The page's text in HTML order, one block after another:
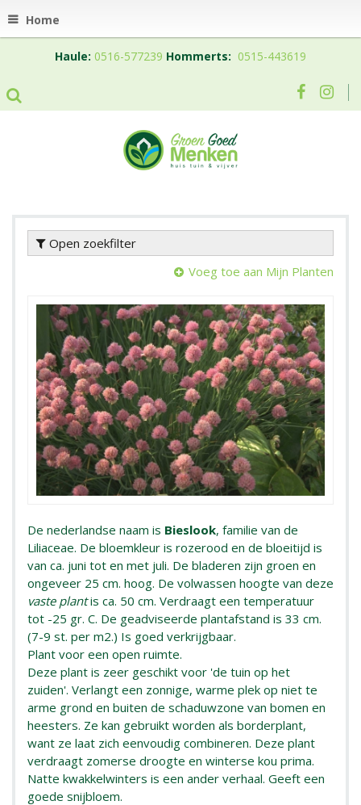
Home
Haule: 0516-577239 Hommerts: 0515-443619
Open zoekfilter
Voeg toe aan Mijn Planten
De nederlandse naam is Bieslook, familie van de
Liliaceae. De bloemkleur is rozerood en de bloeitijd is
van ca. juni tot en met juli. De bladeren zijn groen en
ongeveer 25 cm. hoog. De volwassen hoogte van deze
vaste plantis ca. 50 cm. Verdraagt een temperatuur
tot -25 gr. C. De geadviseerde plantafstand is 33 cm.
(7-9 st. per m2.) Is goed verkrijgbaar.
Plant voor een open ruimte.
Deze plant is zeer geschikt voor 'de tuin op het
zuiden'. Verlangt een zonnige, warme plek op niet te
arme grond en buiten de schaduwzone van bomen en
heesters. Ze kan gebruikt worden als borderplant,
want ze laat zich eenvoudig combineren. Deze plant
verdraagt zomerse droogte en winterse kou prima.
Natte kwakkelwinters is een ander verhaal. Geeft een
goede snijbloem.